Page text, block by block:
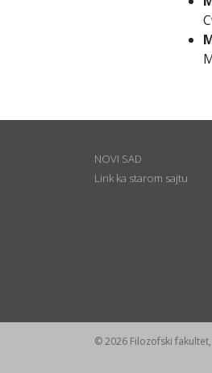
NOVI SAD
Link ka starom sajtu
© 2026 Filozofski